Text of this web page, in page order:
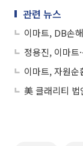
관련 뉴스
이마트, DB손
이마트, 자원